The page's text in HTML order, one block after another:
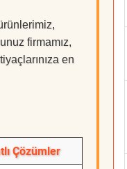
firmamız,
en
Çözümler